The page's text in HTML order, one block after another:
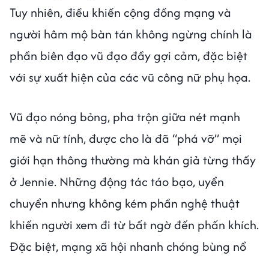
Tuy nhiên, điều khiến cộng đồng mạng và
người hâm mộ bàn tán không ngừng chính là
phần biên đạo vũ đạo đầy gợi cảm, đặc biệt
với sự xuất hiện của các vũ công nữ phụ họa.
Vũ đạo nóng bỏng, pha trộn giữa nét mạnh
mẽ và nữ tính, được cho là đã “phá vỡ” mọi
giới hạn thông thường mà khán giả từng thấy
ở Jennie. Những động tác táo bạo, uyển
chuyển nhưng không kém phần nghệ thuật
khiến người xem đi từ bất ngờ đến phấn khích.
Đặc biệt, mạng xã hội nhanh chóng bùng nổ